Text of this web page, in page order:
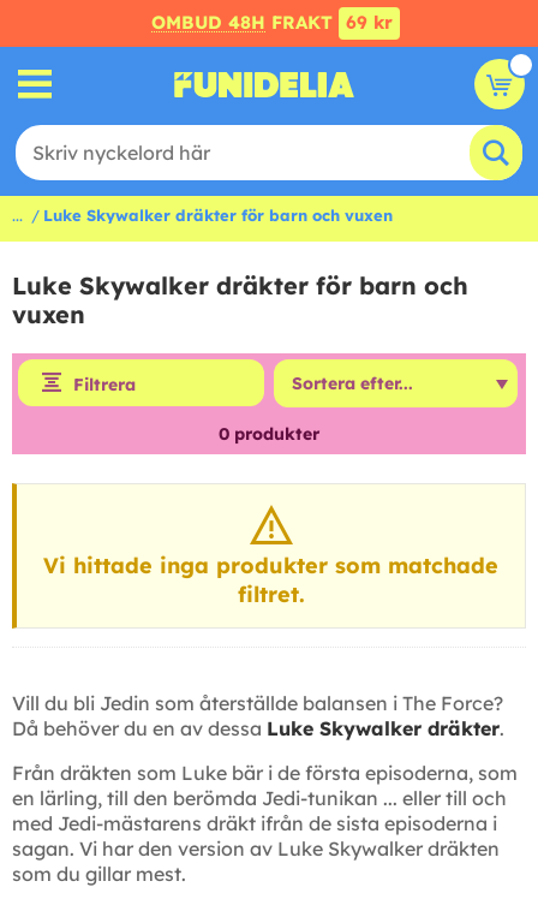
OMBUD 48H FRAKT 69 kr
... Luke Skywalker dräkter för barn och vuxen
Luke Skywalker dräkter för barn och
vuxen
Filtrera
0 produkter
Vi hittade inga produkter som matchade
filtret.
Vill du bli Jedin som återställde balansen i The Force?
Då behöver du en av dessa Luke Skywalker dräkter.
Från dräkten som Luke bär i de första episoderna, som
en lärling, till den berömda Jedi-tunikan ... eller till och
med Jedi-mästarens dräkt ifrån de sista episoderna i
sagan. Vi har den version av Luke Skywalker dräkten
som du gillar mest.